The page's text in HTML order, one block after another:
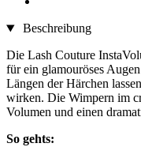
Beschreibung
Die Lash Couture
für ein glamouröses
Längen der Härchen
wirken. Die Wimpern im
Volumen und einen
So gehts: